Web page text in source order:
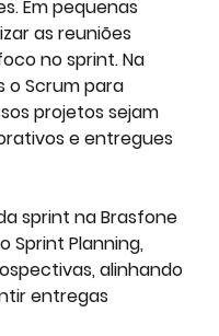
Em pequenas
as reuniões
no sprint. Na
o Scrum para
projetos sejam
e entregues
sprint na Brasfone
Sprint Planning,
alinhando
entregas